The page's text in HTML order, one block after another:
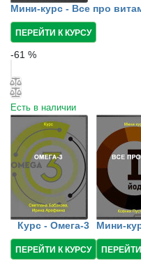
Мини-курс - Все про
ПЕРЕЙТИ К КУРСУ
-61 %
Есть в наличии
Курс - Омега-3
ПЕРЕЙТИ К КУРСУ
Мини-